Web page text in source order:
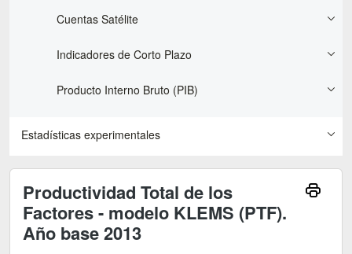
Cuentas Satélite
Indicadores de Corto Plazo
Producto Interno Bruto (PIB)
Estadísticas experimentales
Productividad Total de los
Factores - modelo KLEMS (PTF).
Año base 2013